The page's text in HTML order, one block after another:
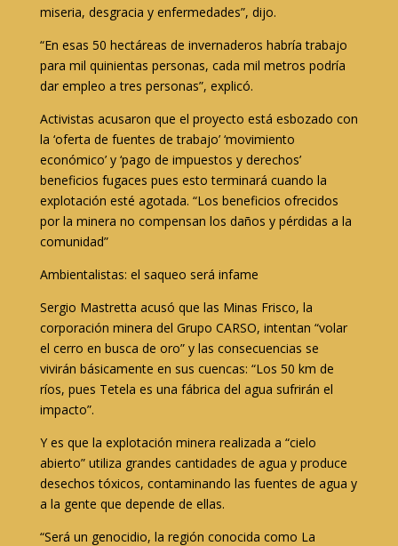
miseria, desgracia y enfermedades”, dijo.
“En esas 50 hectáreas de invernaderos habría trabajo
para mil quinientas personas, cada mil metros podría
dar empleo a tres personas”, explicó.
Activistas acusaron que el proyecto está esbozado con
la ‘oferta de fuentes de trabajo’ ‘movimiento
económico’ y ‘pago de impuestos y derechos’
beneficios fugaces pues esto terminará cuando la
explotación esté agotada. “Los beneficios ofrecidos
por la minera no compensan los daños y pérdidas a la
comunidad”
Ambientalistas: el saqueo será infame
Sergio Mastretta acusó que las Minas Frisco, la
corporación minera del Grupo CARSO, intentan “volar
el cerro en busca de oro” y las consecuencias se
vivirán básicamente en sus cuencas: “Los 50 km de
ríos, pues Tetela es una fábrica del agua sufrirán el
impacto”.
Y es que la explotación minera realizada a “cielo
abierto” utiliza grandes cantidades de agua y produce
desechos tóxicos, contaminando las fuentes de agua y
a la gente que depende de ellas.
“Será un genocidio, la región conocida como La